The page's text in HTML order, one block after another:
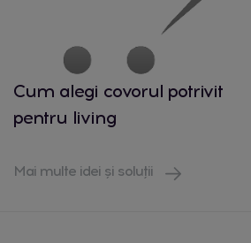
Cum alegi covorul potrivit
pentru living
Mai multe idei și soluții